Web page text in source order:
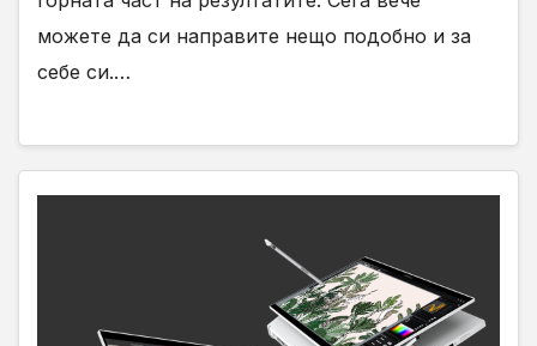
можете да си направите нещо подобно и за
себе си.…